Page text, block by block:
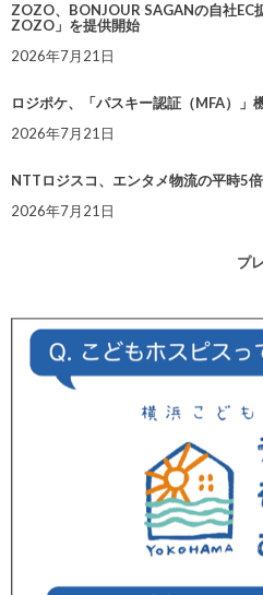
ZOZO、BONJOUR SAGANの自社
ZOZO」を提供開始
2026年7月21日
ロジポケ、「パスキー認証（MFA）」
2026年7月21日
NTTロジスコ、エンタメ物流の平時5
2026年7月21日
プ